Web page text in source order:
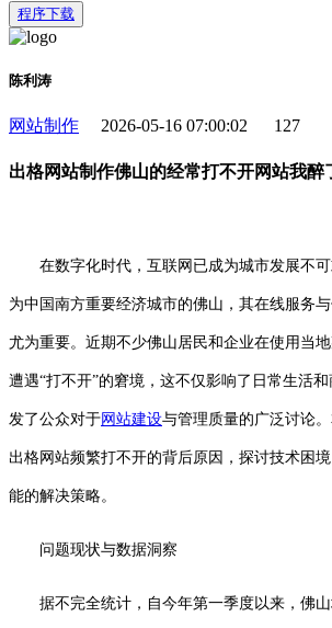
程序下载
陈利涛
网站制作 2026-05-16 07:00:02 127
出格网站制作佛山的经常打不开网站我醉
在数字化时代，互联网已成为城市发展不可
为中国南方重要经济城市的佛山，其在线服务
尤为重要。近期不少佛山居民和企业在使用当
遭遇“打不开”的窘境，这不仅影响了日常生活和
发了公众对于网站建设与管理质量的广泛讨论
出格网站频繁打不开的背后原因，探讨技术困
能的解决策略。
问题现状与数据洞察
据不完全统计，自今年第一季度以来，佛